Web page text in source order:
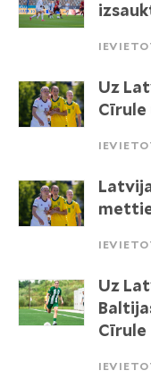
Uz
Cīrule
Uz
Cīrule